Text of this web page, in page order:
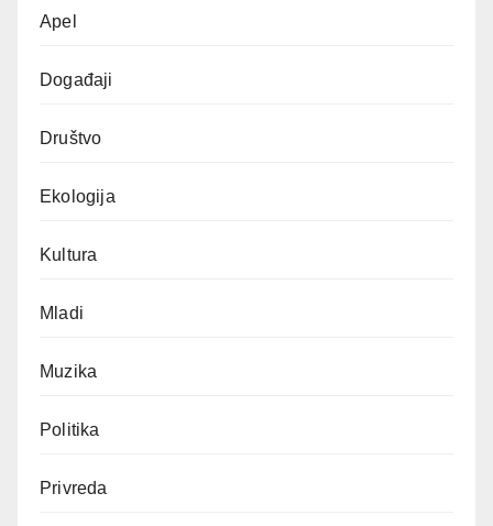
Apel
Događaji
Društvo
Ekologija
Kultura
Mladi
Muzika
Politika
Privreda